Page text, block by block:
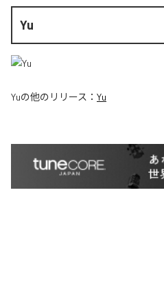
Yu
Yuの他のリリース： Yu